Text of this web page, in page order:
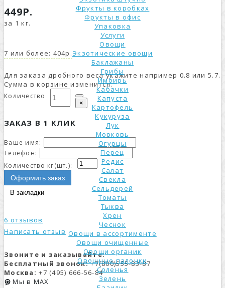
Фрукты в коробках
Фрукты в офис
Упаковка
Услуги
Овощи
Экзотические овощи
Баклажаны
Грибы
Имбирь
Кабачки
Капуста
Картофель
Кукуруза
Лук
Морковь
Огурцы
Перец
Редис
Салат
Свекла
Сельдерей
Томаты
Тыква
Хрен
Чеснок
Овощи в ассортименте
Овощи очищенные
Овощи органик
Овощные палочки
Соленья
Зелень
449Р.
за 1 кг.
7 или более: 404р.
Для заказа дробного веса укажите например 0.8 или 5.7.
Сумма в корзине изменится.
Количество
×
ЗАКАЗ В 1 КЛИК
Ваше имя:
Телефон:
Количество кг(шт.):
Оформить заказ
В закладки
6 отзывов
Написать отзыв
Звоните и заказывайте:
Бесплатный звонок:+7(800)555-83-87
Москва: +7 (495) 666-56-84
Мы в MAX